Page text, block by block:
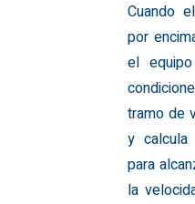
Cuando
por
el
tramo de
y
para
la